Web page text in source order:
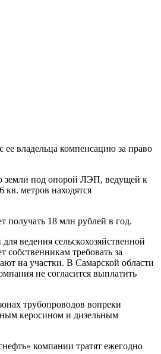
ее владельца компенсацию за право
земли под опорой ЛЭП, ведущей к
метров находятся
получать 18 млн рублей в год.
ведения сельскохозяйственной
требовать за
на участки. В Самарской области
не согласится выплатить
трубопроводов вопреки
керосином и дизельным
компании тратят ежегодно